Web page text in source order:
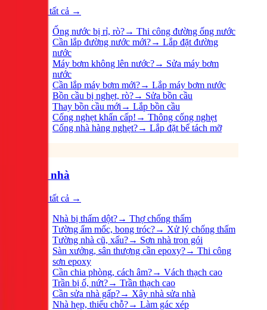
Xem tất cả →
Ống nước bị rỉ, rò?→ Thi công đường ống nước
Cần lắp đường nước mới?→ Lắp đặt đường
nước
Máy bơm không lên nước?→ Sửa máy bơm
nước
Cần lắp máy bơm mới?→ Lắp máy bơm nước
Bồn cầu bị nghẹt, rò?→ Sửa bồn cầu
Thay bồn cầu mới → Lắp bồn cầu
Cống nghẹt khẩn cấp! → Thông cống nghẹt
Cống nhà hàng nghẹt?→ Lắp đặt bể tách mỡ
Sửa nhà
Xem tất cả →
Nhà bị thấm dột?→ Thợ chống thấm
Tường ẩm mốc, bong tróc?→ Xử lý chống thấm
Tường nhà cũ, xấu?→ Sơn nhà trọn gói
Sàn xưởng, sân thượng cần epoxy?→ Thi công
sơn epoxy
Cần chia phòng, cách âm?→ Vách thạch cao
Trần bị ố, nứt?→ Trần thạch cao
Cần sửa nhà gấp?→ Xây nhà sửa nhà
Nhà hẹp, thiếu chỗ?→ Làm gác xép